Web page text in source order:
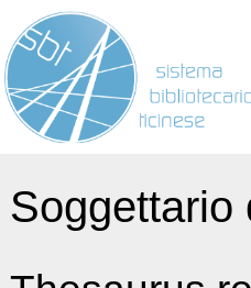
Soggettario